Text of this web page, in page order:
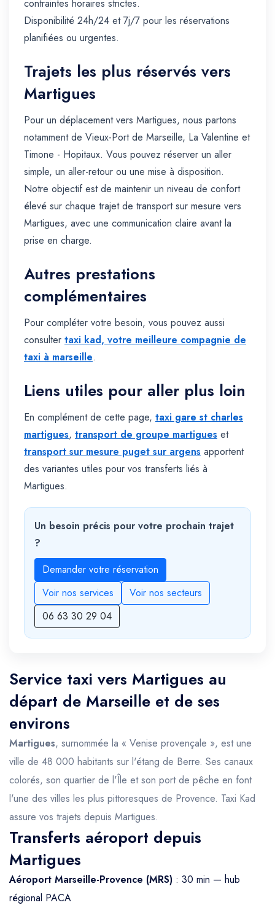
contraintes horaires strictes.
Disponibilité 24h/24 et 7j/7 pour les réservations
planifiées ou urgentes.
Trajets les plus réservés vers
Martigues
Pour un déplacement vers Martigues, nous partons
notamment de Vieux-Port de Marseille, La Valentine et
Timone - Hopitaux. Vous pouvez réserver un aller
simple, un aller-retour ou une mise à disposition.
Notre objectif est de maintenir un niveau de confort
élevé sur chaque trajet de transport sur mesure vers
Martigues, avec une communication claire avant la
prise en charge.
Autres prestations
complémentaires
Pour compléter votre besoin, vous pouvez aussi
consulter taxi kad, votre meilleure compagnie de
taxi à marseille.
Liens utiles pour aller plus loin
En complément de cette page, taxi gare st charles
martigues, transport de groupe martigues et
transport sur mesure puget sur argens apportent
des variantes utiles pour vos transferts liés à
Martigues.
Un besoin précis pour votre prochain trajet
?
Demander votre réservation
Voir nos services
Voir nos secteurs
06 63 30 29 04
Service taxi vers Martigues au
départ de Marseille et de ses
environs
Martigues, surnommée la « Venise provençale », est une
ville de 48 000 habitants sur l'étang de Berre. Ses canaux
colorés, son quartier de l'Île et son port de pêche en font
l'une des villes les plus pittoresques de Provence. Taxi Kad
assure vos trajets depuis Martigues.
Transferts aéroport depuis
Martigues
Aéroport Marseille-Provence (MRS) : 30 min — hub
régional PACA